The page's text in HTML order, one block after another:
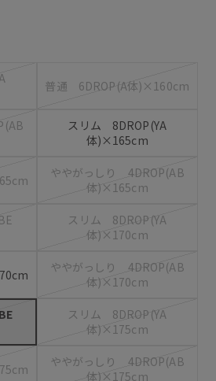
普通 6DROP(A体)×160cm
スリム 8DROP(YA
体)×165cm
ややがっしり 4DROP(AB
体)×165cm
スリム 8DROP(YA
体)×170cm
ややがっしり 4DROP(AB
体)×170cm
スリム 8DROP(YA
体)×175cm
ややがっしり 4DROP(AB
体)×175cm